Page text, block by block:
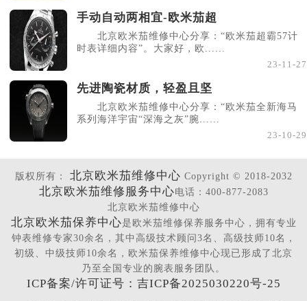
手动自动两相宜-欧米茄超
北京欧米茄维修中心分享：“欧米茄超霸57计
时表详细内容”。大家好，欧......
23-11-27
先进陶瓷材质，轻盈且坚
北京欧米茄维修中心分享：“欧米茄全新海马
系列海洋宇宙“深海之灰”腕......
23-10-29
版权所有： 北京欧米茄维修中心 Copyright © 2018-2032
北京欧米茄维修服务中心电话：400-877-2083
北京欧米茄维修中心
北京欧米茄保养中心是欧米茄维修保养服务中心，拥有专业
钟表维修专家30余名，其中高级技术顾问3名、高级技师10名，
初级、中级技师10余名，欧米茄保养维修中心现已形成了北京
乃至全国专业的腕表服务团队。
ICP备案/许可证号：吉ICP备2025030220号-25